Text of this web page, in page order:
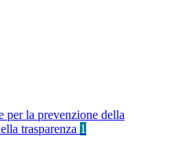
per la prevenzione della
trasparenza 1